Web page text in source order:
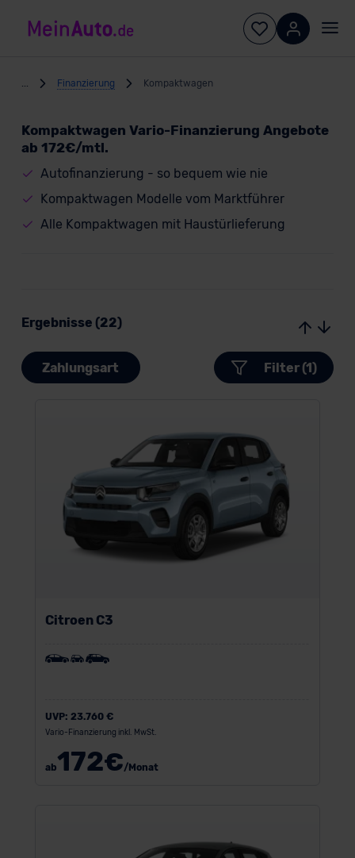
Finanzierung Kompaktwagen
Kompaktwagen Vario-Finanzierung Angebote
ab 172€/mtl.
Autofinanzierung - so bequem wie nie
Kompaktwagen Modelle vom Marktführer
Alle Kompaktwagen mit Haustürlieferung
Ergebnisse (22)
Zahlungsart Filter (1)
Citroen C3
UVP: 23.760 €
Vario-Finanzierung inkl. MwSt.
ab172€/Monat